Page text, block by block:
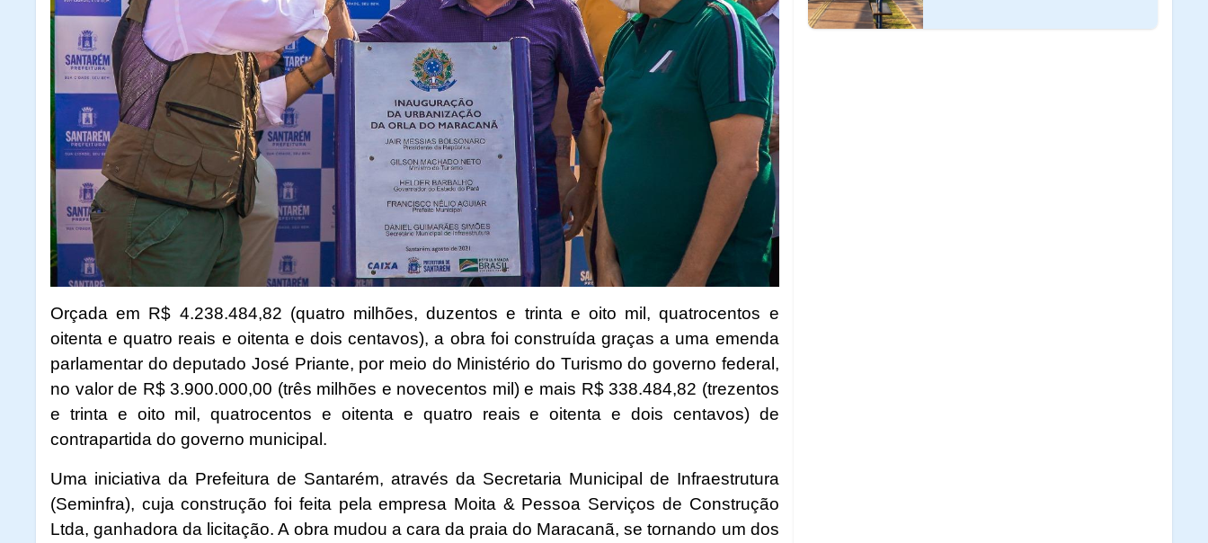
Orçada em R$ 4.238.484,82 (quatro milhões, duzentos e trinta e oito mil, quatrocentos e
oitenta e quatro reais e oitenta e dois centavos), a obra foi construída graças a uma emenda
parlamentar do deputado José Priante, por meio do Ministério do Turismo do governo federal,
no valor de R$ 3.900.000,00 (três milhões e novecentos mil) e mais R$ 338.484,82 (trezentos
e trinta e oito mil, quatrocentos e oitenta e quatro reais e oitenta e dois centavos) de
contrapartida do governo municipal.
Uma iniciativa da Prefeitura de Santarém, através da Secretaria Municipal de Infraestrutura
(Seminfra), cuja construção foi feita pela empresa Moita & Pessoa Serviços de Construção
Ltda, ganhadora da licitação. A obra mudou a cara da praia do Maracanã, se tornando um dos